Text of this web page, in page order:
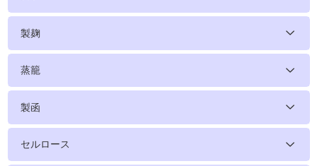
製麹
蒸籠
製函
セルロース